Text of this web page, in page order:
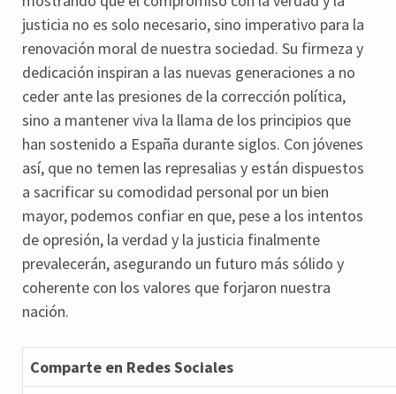
justicia no es solo necesario, sino imperativo para la
renovación moral de nuestra sociedad. Su firmeza y
dedicación inspiran a las nuevas generaciones a no
ceder ante las presiones de la corrección política,
sino a mantener viva la llama de los principios que
han sostenido a España durante siglos. Con jóvenes
así, que no temen las represalias y están dispuestos
a sacrificar su comodidad personal por un bien
mayor, podemos confiar en que, pese a los intentos
de opresión, la verdad y la justicia finalmente
prevalecerán, asegurando un futuro más sólido y
coherente con los valores que forjaron nuestra
nación.
Comparte en Redes Sociales